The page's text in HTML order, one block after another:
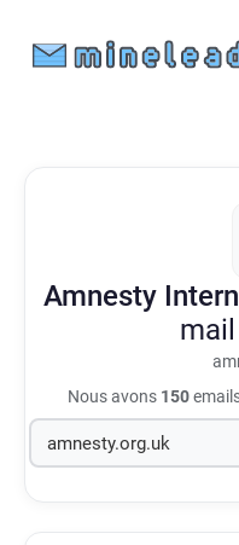
Amnesty
Nous avons 150